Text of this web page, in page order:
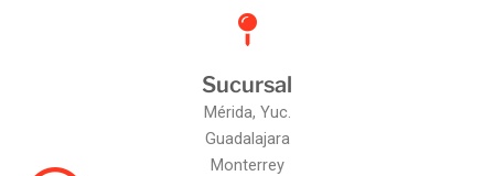
Sucursal
Mérida, Yuc.
Guadalajara
Monterrey